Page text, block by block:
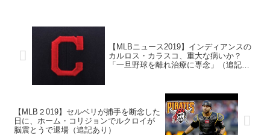
【MLBニュース2019】インディアンスの
カルロス・カラスコ、重大な病いか？
「一旦野球を離れ治療に専念」（追記あ
【MLB２019】セルベリが捕手を断念した
日に、ホーム・コリジョンでルクロイが
脳震とうで退場（追記あり）